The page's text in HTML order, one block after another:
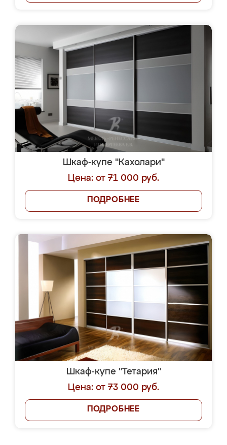
Шкаф-купе "Кахолари"
Цена: от 71 000 руб.
ПОДРОБНЕЕ
Шкаф-купе "Тетария"
Цена: от 73 000 руб.
ПОДРОБНЕЕ